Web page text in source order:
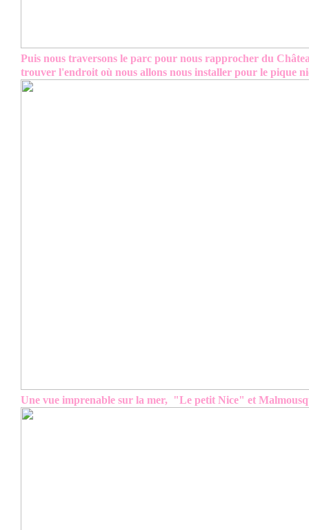
Puis nous traversons le parc pour nous rapprocher du
trouver l'endroit où nous allons nous installer pour le pique
Une vue imprenable sur la mer, "Le petit Nice" et